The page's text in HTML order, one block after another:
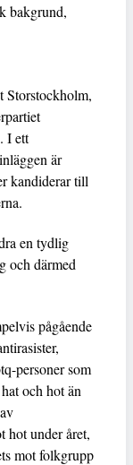
bakgrund,
Storstockholm,
I ett
är
kandiderar till
en tydlig
och därmed
pågående
personer som
och hot än
hot under året,
mot folkgrupp